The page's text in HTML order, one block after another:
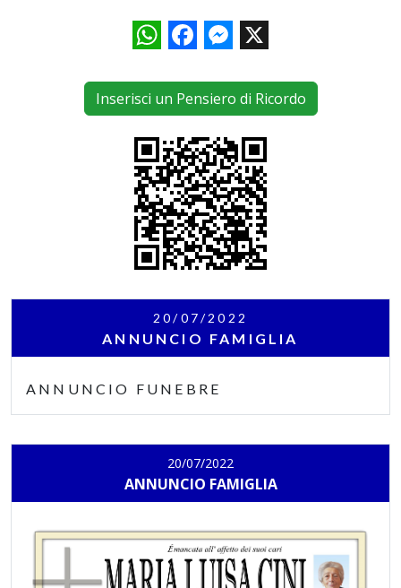
WhatsAppFacebookMessenger
X
Inserisci un Pensiero di Ricordo
20/07/2022
ANNUNCIO FAMIGLIA
ANNUNCIO FUNEBRE
20/07/2022
ANNUNCIO FAMIGLIA